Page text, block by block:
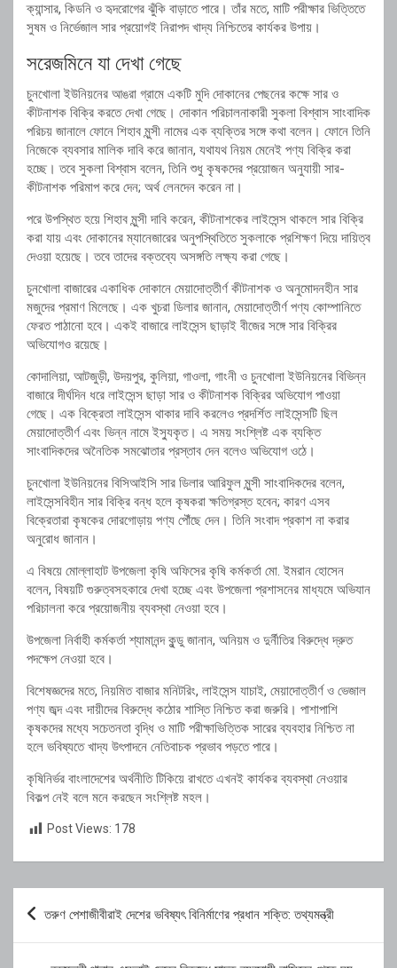
ক্যান্সার, কিডনি ও হৃদরোগের ঝুঁকি বাড়াতে পারে। তাঁর মতে, মাটি পরীক্ষার ভিত্তিতে
সুষম ও নির্ভেজাল সার প্রয়োগই নিরাপদ খাদ্য নিশ্চিতের কার্যকর উপায়।
সরেজমিনে যা দেখা গেছে
চুনখোলা ইউনিয়নের আঙরা গ্রামে একটি মুদি দোকানের পেছনের কক্ষে সার ও
কীটনাশক বিক্রি করতে দেখা গেছে। দোকান পরিচালনাকারী সুকলা বিশ্বাস সাংবাদিক
পরিচয় জানালে ফোনে শিহাব মুন্সী নামের এক ব্যক্তির সঙ্গে কথা বলেন। ফোনে তিনি
নিজেকে ব্যবসার মালিক দাবি করে জানান, যথাযথ নিয়ম মেনেই পণ্য বিক্রি করা
হচ্ছে। তবে সুকলা বিশ্বাস বলেন, তিনি শুধু কৃষকদের প্রয়োজন অনুযায়ী সার-
কীটনাশক পরিমাপ করে দেন; অর্থ লেনদেন করেন না।
পরে উপস্থিত হয়ে শিহাব মুন্সী দাবি করেন, কীটনাশকের লাইসেন্স থাকলে সার বিক্রি
করা যায় এবং দোকানের ম্যানেজারের অনুপস্থিতিতে সুকলাকে প্রশিক্ষণ দিয়ে দায়িত্ব
দেওয়া হয়েছে। তবে তাদের বক্তব্যে অসঙ্গতি লক্ষ্য করা গেছে।
চুনখোলা বাজারের একাধিক দোকানে মেয়াদোত্তীর্ণ কীটনাশক ও অনুমোদনহীন সার
মজুদের প্রমাণ মিলেছে। এক খুচরা ডিলার জানান, মেয়াদোত্তীর্ণ পণ্য কোম্পানিতে
ফেরত পাঠানো হবে। একই বাজারে লাইসেন্স ছাড়াই বীজের সঙ্গে সার বিক্রির
অভিযোগও রয়েছে।
কোদালিয়া, আটজুড়ী, উদয়পুর, কুলিয়া, গাওলা, গাংনী ও চুনখোলা ইউনিয়নের বিভিন্ন
বাজারে দীর্ঘদিন ধরে লাইসেন্স ছাড়া সার ও কীটনাশক বিক্রির অভিযোগ পাওয়া
গেছে। এক বিক্রেতা লাইসেন্স থাকার দাবি করলেও প্রদর্শিত লাইসেন্সটি ছিল
মেয়াদোত্তীর্ণ এবং ভিন্ন নামে ইস্যুকৃত। এ সময় সংশ্লিষ্ট এক ব্যক্তি
সাংবাদিকদের অনৈতিক সমঝোতার প্রস্তাব দেন বলেও অভিযোগ ওঠে।
চুনখোলা ইউনিয়নের বিসিআইসি সার ডিলার আরিফুল মুন্সী সাংবাদিকদের বলেন,
লাইসেন্সবিহীন সার বিক্রি বন্ধ হলে কৃষকরা ক্ষতিগ্রস্ত হবেন; কারণ এসব
বিক্রেতারা কৃষকের দোরগোড়ায় পণ্য পৌঁছে দেন। তিনি সংবাদ প্রকাশ না করার
অনুরোধ জানান।
এ বিষয়ে মোল্লাহাট উপজেলা কৃষি অফিসের কৃষি কর্মকর্তা মো. ইমরান হোসেন
বলেন, বিষয়টি গুরুত্বসহকারে দেখা হচ্ছে এবং উপজেলা প্রশাসনের মাধ্যমে অভিযান
পরিচালনা করে প্রয়োজনীয় ব্যবস্থা নেওয়া হবে।
উপজেলা নির্বাহী কর্মকর্তা শ্যামানন্দ কুন্ডু জানান, অনিয়ম ও দুর্নীতির বিরুদ্ধে দ্রুত
পদক্ষেপ নেওয়া হবে।
বিশেষজ্ঞদের মতে, নিয়মিত বাজার মনিটরিং, লাইসেন্স যাচাই, মেয়াদোত্তীর্ণ ও ভেজাল
পণ্য জব্দ এবং দায়ীদের বিরুদ্ধে কঠোর শাস্তি নিশ্চিত করা জরুরি। পাশাপাশি
কৃষকদের মধ্যে সচেতনতা বৃদ্ধি ও মাটি পরীক্ষাভিত্তিক সারের ব্যবহার নিশ্চিত না
হলে ভবিষ্যতে খাদ্য উৎপাদনে নেতিবাচক প্রভাব পড়তে পারে।
কৃষিনির্ভর বাংলাদেশের অর্থনীতি টিকিয়ে রাখতে এখনই কার্যকর ব্যবস্থা নেওয়ার
বিকল্প নেই বলে মনে করছেন সংশ্লিষ্ট মহল।
Post Views: 178
Post
তরুণ পেশাজীবীরাই দেশের ভবিষ্যৎ বিনির্মাণের প্রধান শক্তি: তথ্যমন্ত্রী